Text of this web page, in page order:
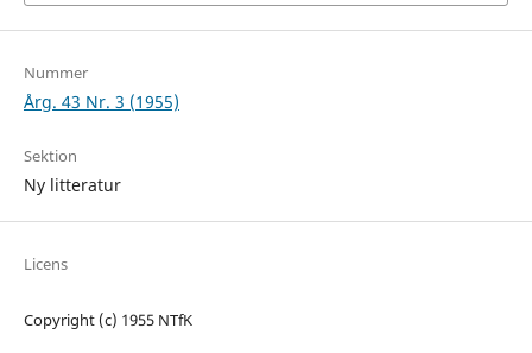
Nummer
Årg. 43 Nr. 3 (1955)
Sektion
Ny litteratur
Licens
Copyright (c) 1955 NTfK